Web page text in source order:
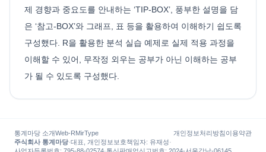
제 경향과 중요도를 안내하는 ‘TIP-BOX’, 풍부한 설명을 담
은 ‘참고-BOX’와 그래프, 표 등을 활용하여 이해하기 쉽도록
구성했다. R을 활용한 분석 실습 예제로 실제 적용 과정을
이해할 수 있어, 무작정 외우는 공부가 아닌 이해하는 공부
가 될 수 있도록 구성했다.
통계마당 소개Web-RMirType 개인정보처리방침이용약관
주식회사 통계마당·대표, 개인정보보호책임자: 유재성·